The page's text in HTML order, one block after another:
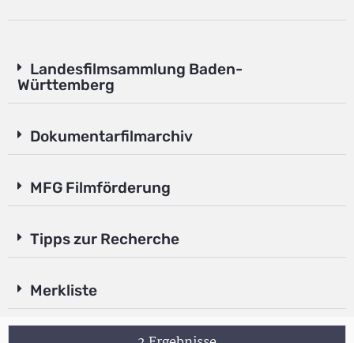
Landesfilmsammlung Baden-
Württemberg
Dokumentarfilmarchiv
MFG Filmförderung
Tipps zur Recherche
Merkliste